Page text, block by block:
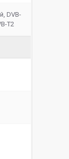
DVB-
T2